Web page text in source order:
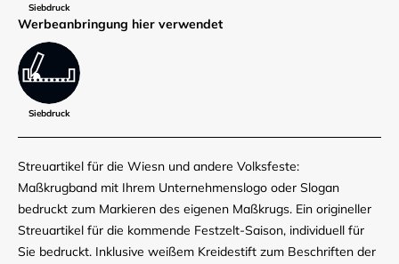
Siebdruck
Werbe­anbringung hier verwendet
Siebdruck
Streuartikel für die Wiesn und andere Volksfeste:
Maßkrugband mit Ihrem Unternehmenslogo oder Slogan
bedruckt zum Markieren des eigenen Maßkrugs. Ein origineller
Streuartikel für die kommende Festzelt-Saison, individuell für
Sie bedruckt. Inklusive weißem Kreidestift zum Beschriften der